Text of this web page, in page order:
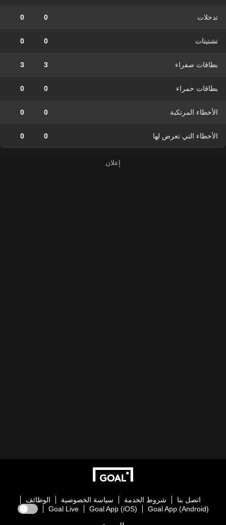
تدخلات 0
0
تشتيتات 0
0
بطاقات صفراء 3
3
بطاقات حمراء 0
0
الأخطاء المرتكبة 0
0
الأخطاء التي تعرض لها 0
0
اتصل بنا شروط الخدمة سياسة الخصوصية
الوظائف
Goal App (Android)
Goal App (iOS)
Goal Live